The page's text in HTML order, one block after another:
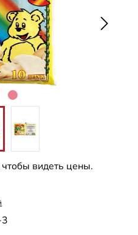
чтобы видеть цены.